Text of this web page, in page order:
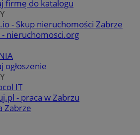
firmę do katalogu
- Skup nieruchomości Zabrze
- nieruchomosci.org
ogłoszenie
IT
- praca w Zabrzu
Zabrze